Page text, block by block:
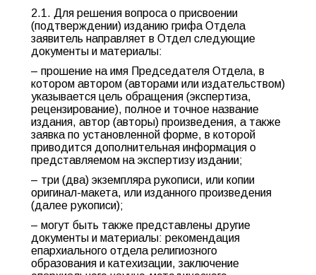
2.1. Для решения вопроса о присвоении
(подтверждении) изданию грифа Отдела
заявитель направляет в Отдел следующие
документы и материалы:
– прошение на имя Председателя Отдела, в
котором автором (авторами или издательством)
указывается цель обращения (экспертиза,
рецензирование), полное и точное название
издания, автор (авторы) произведения, а также
заявка по установленной форме, в которой
приводится дополнительная информация о
представляемом на экспертизу издании;
– три (два) экземпляра рукописи, или копии
оригинал-макета, или изданного произведения
(далее рукописи);
– могут быть также представлены другие
документы и материалы: рекомендация
епархиального отдела религиозного
образования и катехизации, заключение